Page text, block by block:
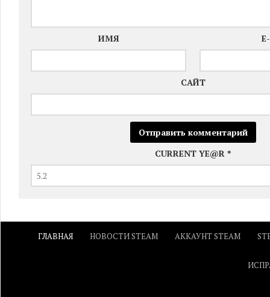
ИМЯ
САЙТ
CURRENT YE@R *
ГЛАВНАЯ НОВОСТИ STEAM АККАУНТ STEAM